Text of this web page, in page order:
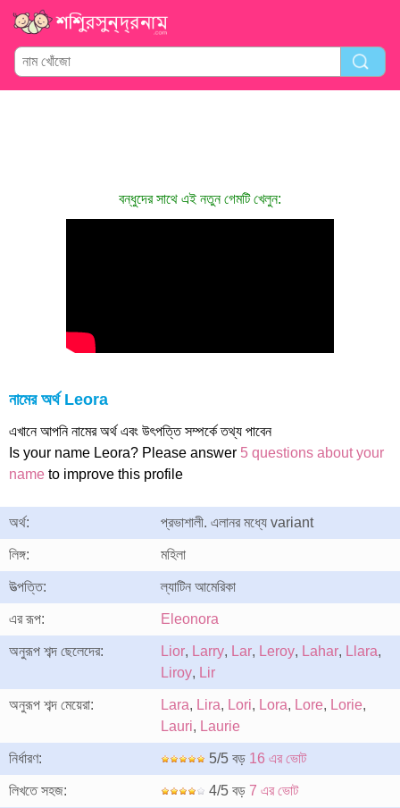
বন্ধুদের সাথে এই নতুন গেমটি খেলুন:
নামের অর্থ Leora
এখানে আপনি নামের অর্থ এবং উৎপত্তি সম্পর্কে তথ্য পাবেন
Is your name Leora? Please answer 5 questions about your
name to improve this profile
অর্থ: প্রভাশালী. এলানর মধ্যে variant
লিঙ্গ: মহিলা
উত্পত্তি: ল্যাটিন আমেরিকা
এর রূপ: Eleonora
অনুরূপ শব্দ ছেলেদের: Lior, Larry, Lar, Leroy, Lahar, Llara,
Liroy, Lir
অনুরূপ শব্দ মেয়েরা: Lara, Lira, Lori, Lora, Lore, Lorie,
Lauri, Laurie
নির্ধারণ: 5/5 বড় 16 এর ভোট
লিখতে সহজ: 4/5 বড় 7 এর ভোট